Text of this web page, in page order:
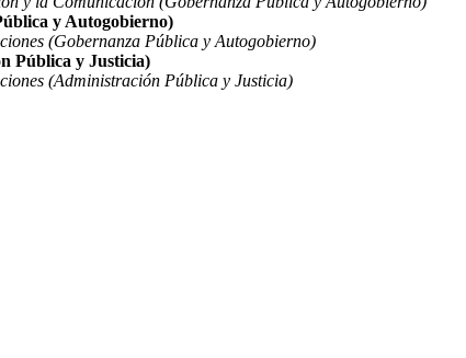
y Autogobierno)
(Gobernanza Pública y Autogobierno)
Pública y Justicia)
(Administración Pública y Justicia)